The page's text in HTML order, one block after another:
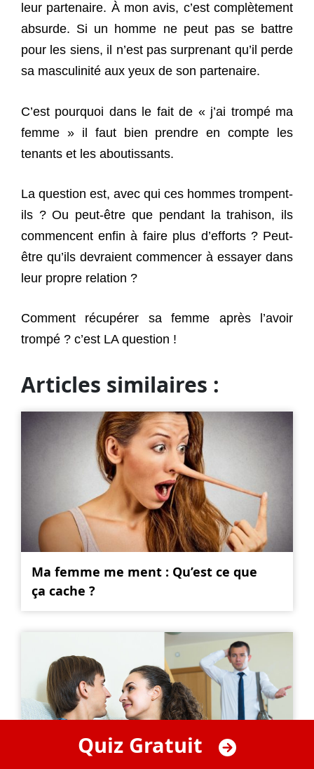
leur partenaire. À mon avis, c’est complètement
absurde. Si un homme ne peut pas se battre
pour les siens, il n’est pas surprenant qu’il perde
sa masculinité aux yeux de son partenaire.
C’est pourquoi dans le fait de « j’ai trompé ma
femme » il faut bien prendre en compte les
tenants et les aboutissants.
La question est, avec qui ces hommes trompent-
ils ? Ou peut-être que pendant la trahison, ils
commencent enfin à faire plus d’efforts ? Peut-
être qu’ils devraient commencer à essayer dans
leur propre relation ?
Comment récupérer sa femme après l’avoir
trompé ? c’est LA question !
Articles similaires :
Ma femme me ment : Qu’est ce que
ça cache ?
Quiz Gratuit